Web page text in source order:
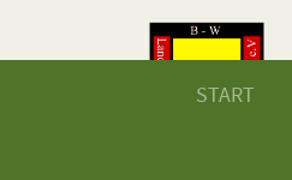
START